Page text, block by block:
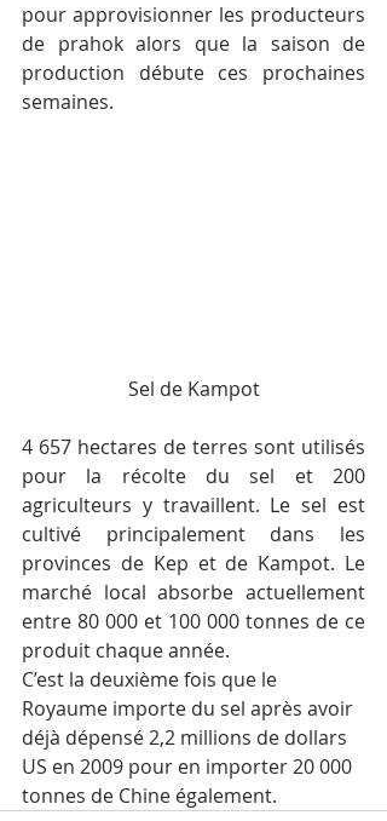
pour approvisionner les producteurs
de prahok alors que la saison de
production débute ces prochaines
semaines.
Sel de Kampot
4 657 hectares de terres sont utilisés
pour la récolte du sel et 200
agriculteurs y travaillent. Le sel est
cultivé principalement dans les
provinces de Kep et de Kampot. Le
marché local absorbe actuellement
entre 80 000 et 100 000 tonnes de ce
produit chaque année.
C’est la deuxième fois que le
Royaume importe du sel après avoir
déjà dépensé 2,2 millions de dollars
US en 2009 pour en importer 20 000
tonnes de Chine également.